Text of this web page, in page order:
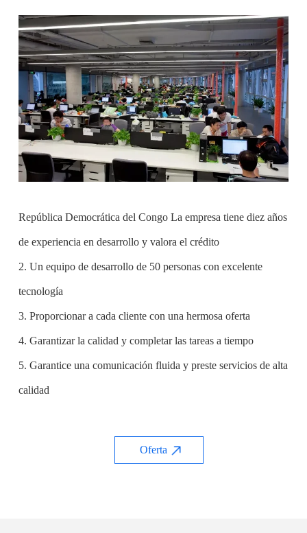
República Democrática del Congo La empresa tiene diez años
de experiencia en desarrollo y valora el crédito
2. Un equipo de desarrollo de 50 personas con excelente
tecnología
3. Proporcionar a cada cliente con una hermosa oferta
4. Garantizar la calidad y completar las tareas a tiempo
5. Garantice una comunicación fluida y preste servicios de alta
calidad
Oferta